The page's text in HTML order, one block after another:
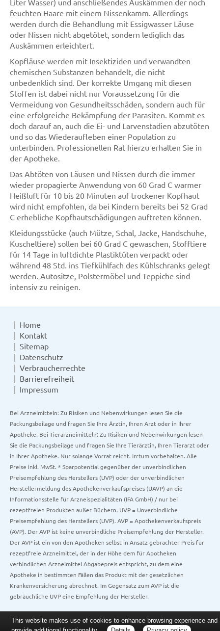
Liter Wasser) und anschließendes Auskämmen der noch
feuchten Haare mit einem Nissenkamm. Allerdings
werden durch die Behandlung mit Essigwasser Läuse
oder Nissen nicht abgetötet, sondern lediglich das
Auskämmen erleichtert.
Kopfläuse werden mit Insektiziden und verwandten
chemischen Substanzen behandelt, die nicht
unbedenklich sind. Der korrekte Umgang mit diesen
Stoffen ist dabei nicht nur Voraussetzung für die
Vermeidung von Gesundheitsschäden, sondern auch für
eine erfolgreiche Bekämpfung der Parasiten. Kommt es
doch darauf an, auch die Ei- und Larvenstadien abzutöten
und so das Wiederaufleben einer Population zu
unterbinden. Professionellen Rat hierzu erhalten Sie in
der Apotheke.
Das Abtöten von Läusen und Nissen durch die immer
wieder propagierte Anwendung von 60 Grad C warmer
Heißluft für 10 bis 20 Minuten auf trockener Kopfhaut
wird nicht empfohlen, da bei Kindern bereits bei 52 Grad
C erhebliche Kopfhautschädigungen auftreten können.
Kleidungsstücke (auch Mütze, Schal, Jacke, Handschuhe,
Kuscheltiere) sollen bei 60 Grad C gewaschen, Stofftiere
für 14 Tage in luftdichte Plastiktüten verpackt oder
während 48 Std. ins Tiefkühlfach des Kühlschranks gelegt
werden. Autositze, Polstermöbel und Teppiche sind
intensiv zu reinigen.
Home
Kontakt
Sitemap
Datenschutz
Verbraucherrechte
Barrierefreiheit
Impressum
Bei Arzneimitteln: Zu Risiken und Nebenwirkungen lesen Sie die
Packungsbeilage und fragen Sie Ihre Ärztin, Ihren Arzt oder in Ihrer
Apotheke. Bei Tierarzneimitteln: Zu Risiken und Nebenwirkungen lesen
Sie die Packungsbeilage und fragen Sie Ihre Tierärztin, Ihren Tierarzt oder
in Ihrer Apotheke. Nur solange Vorrat reicht. Irrtum vorbehalten. Alle
Preise inkl. MwSt. * Sparpotential gegenüber der unverbindlichen
Preisempfehlung des Herstellers (UVP) oder der unverbindlichen
Herstellermeldung des Apothekenverkaufspreises (UAVP) an die
Informationsstelle für Arzneispezialitäten (IFA GmbH) / nur bei
rezeptfreien Produkten außer Büchern. UVP = Unverbindliche
Preisempfehlung des Herstellers (UVP). AVP = Apothekenverkaufspreis
(AVP). Der AVP ist keine unverbindliche Preisempfehlung der Hersteller.
Der AVP ist ein von den Apotheken selbst in Ansatz gebrachter Preis für
rezeptfreie Arzneimittel, der in der Höhe dem für Apotheken
verbindlichen Arzneimittel Abgabepreis entspricht, zu dem eine
Apotheke in bestimmten Fällen das Produkt mit der gesetzlichen
Krankenversicherung abrechnet. Im Gegensatz zum AVP ist die
gebräuchliche UVP eine Empfehlung der Hersteller.
This website makes use of cookies to enhance browsing experience and